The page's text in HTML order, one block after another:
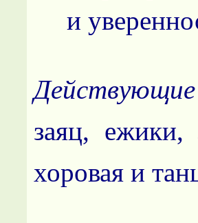
и
заяц, ежики,
хоровая и